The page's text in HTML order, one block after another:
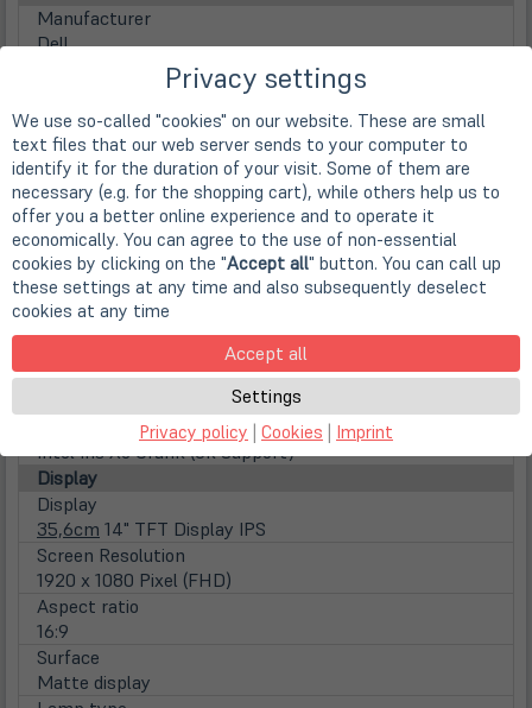
Manufacturer
Dell
CPU
CPU
Intel Core i5-1135G7 (4x 2,4 GHz / 8MB Smart Cache /
28 Watt )
Family
Intel Core i5 (Gen 11)
Number of Cores
Quad Core
Clock frequency
Max. Turbo Taktfrequenz
Prozessorgrafik
Intel Iris Xe Grafik (8k Support)
Display
Display
35,6cm 14" TFT Display IPS
Screen Resolution
1920 x 1080 Pixel (FHD)
Aspect ratio
16:9
Surface
Matte display
Privacy settings
We use so-called "cookies" on our website. These are small
text files that our web server sends to your computer to
identify it for the duration of your visit. Some of them are
necessary (e.g. for the shopping cart), while others help us to
offer you a better online experience and to operate it
economically. You can agree to the use of non-essential
cookies by clicking on the "Accept all" button. You can call up
these settings at any time and also subsequently deselect
cookies at any time
Accept all
Settings
Privacy policy | Cookies | Imprint